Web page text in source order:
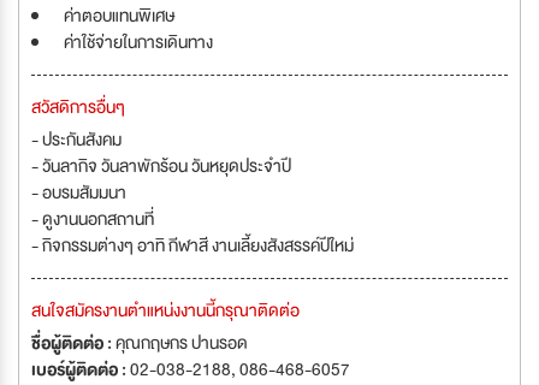
ค่าตอบแทนพิเศษ
ค่าใช้จ่ายในการเดินทาง
สวัสดิการอื่นๆ
- ประกันสังคม
- วันลากิจ วันลาพักร้อน วันหยุดประจำปี
- อบรมสัมมนา
- ดูงานนอกสถานที่
- กิจกรรมต่างๆ อาทิ กีฬาสี งานเลี้ยงสังสรรค์ปีใหม่
สนใจสมัครงานตำแหน่งงานนี้กรุณาติดต่อ
ชื่อผู้ติดต่อ :คุณกฤษกร ปานรอด
เบอร์ผู้ติดต่อ :02-038-2188, 086-468-6057